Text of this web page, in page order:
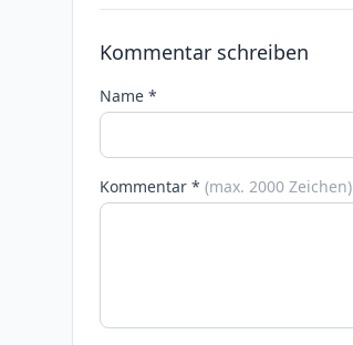
Kommentar schreiben
Name *
Kommentar * (max. 2000 Zeichen)